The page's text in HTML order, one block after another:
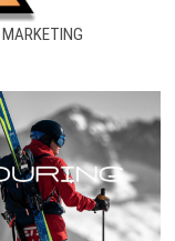
MARKETING